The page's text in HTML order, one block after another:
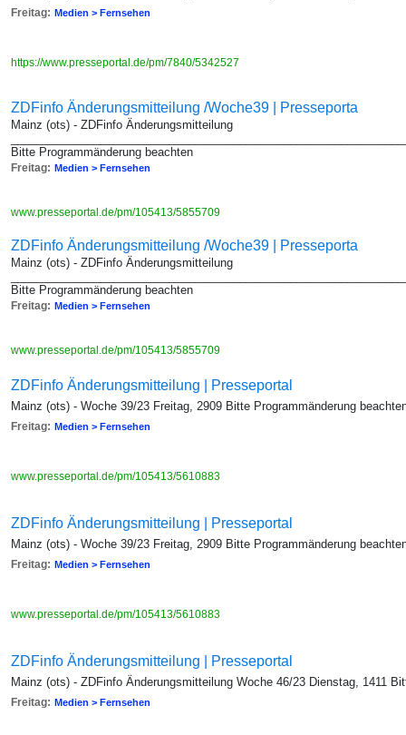
Freitag: Medien > Fernsehen
https://www.presseportal.de/pm/7840/5342527
ZDFinfo Änderungsmitteilung /Woche39 | Presseporta
Mainz (ots) - ZDFinfo Änderungsmitteilung
Bitte Programmänderung beachten
Freitag: Medien > Fernsehen
www.presseportal.de/pm/105413/5855709
ZDFinfo Änderungsmitteilung /Woche39 | Presseporta
Mainz (ots) - ZDFinfo Änderungsmitteilung
Bitte Programmänderung beachten
Freitag: Medien > Fernsehen
www.presseportal.de/pm/105413/5855709
ZDFinfo Änderungsmitteilung | Presseportal
Mainz (ots) - Woche 39/23 Freitag, 2909 Bitte Programmänderung
Freitag: Medien > Fernsehen
www.presseportal.de/pm/105413/5610883
ZDFinfo Änderungsmitteilung | Presseportal
Mainz (ots) - Woche 39/23 Freitag, 2909 Bitte Programmänderung
Freitag: Medien > Fernsehen
www.presseportal.de/pm/105413/5610883
ZDFinfo Änderungsmitteilung | Presseportal
Mainz (ots) - ZDFinfo Änderungsmitteilung Woche 46/23 Dienstag, 1411
Freitag: Medien > Fernsehen